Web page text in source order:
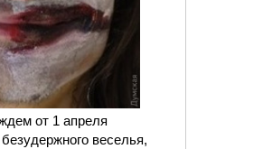
от 1 апреля
веселья,